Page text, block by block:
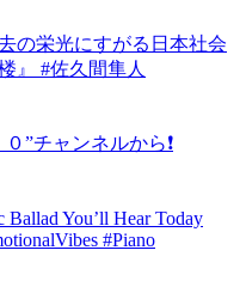
の栄光にすがる日本社会
』 #佐久間隼人
”チャンネルから❗️
You’ll Hear Today
#Piano